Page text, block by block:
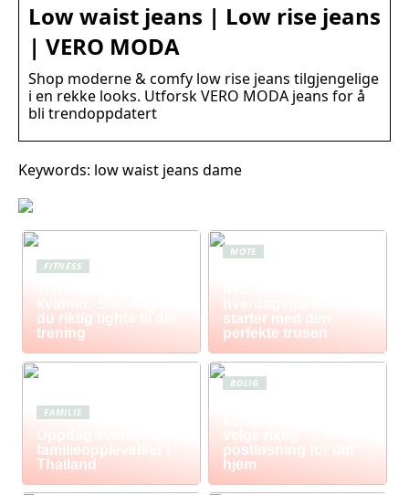
Low waist jeans | Low rise jeans
| VERO MODA
Shop moderne & comfy low rise jeans tilgjengelige
i en rekke looks. Utforsk VERO MODA jeans for å
bli trendoppdatert
Keywords: low waist jeans dame
FITNESS
kvinner: Slik velger
du riktig tights til din
trening
MOTE
hverdagsgarderoben
starter med den
perfekte trusen
FAMILIE
Oppdag eventyrlige
familieopplevelser i
Thailand
BOLIG
velge riktig
postløsning for ditt
hjem